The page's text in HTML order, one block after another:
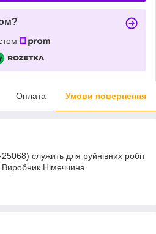
Оплата Умови повернення
служить для руйнівних робіт
. Виробник Німеччина.